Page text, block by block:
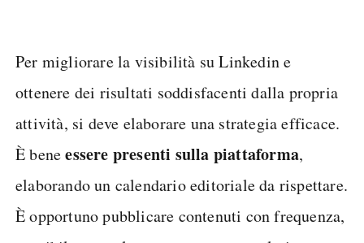
Per migliorare la visibilità su Linkedin e
ottenere dei risultati soddisfacenti dalla propria
attività, si deve elaborare una strategia efficace.
È beneessere presenti sulla piattaforma,
elaborando un calendario editoriale da rispettare.
È opportuno pubblicare contenuti con frequenza,